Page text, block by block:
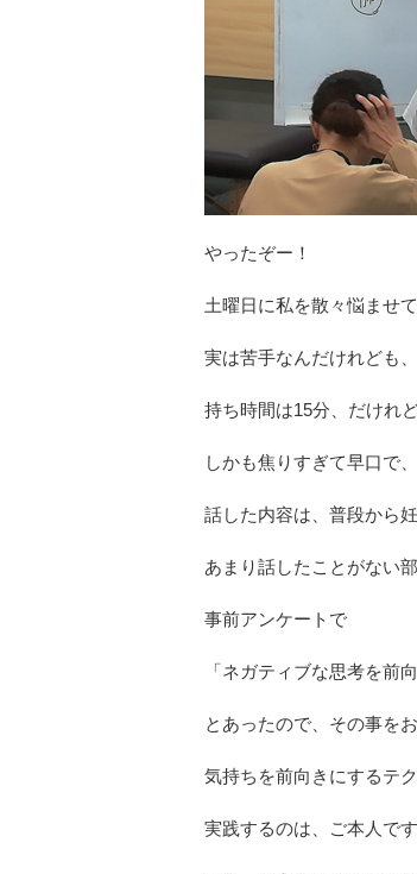
やったぞー！
土曜日に私を散々悩ませ
実は苦手なんだけれども
持ち時間は15分、だけれ
しかも焦りすぎて早口で
話した内容は、普段から
あまり話したことがない
事前アンケートで
「ネガティブな思考を前
とあったので、その事をお
気持ちを前向きにするテ
実践するのは、ご本人で